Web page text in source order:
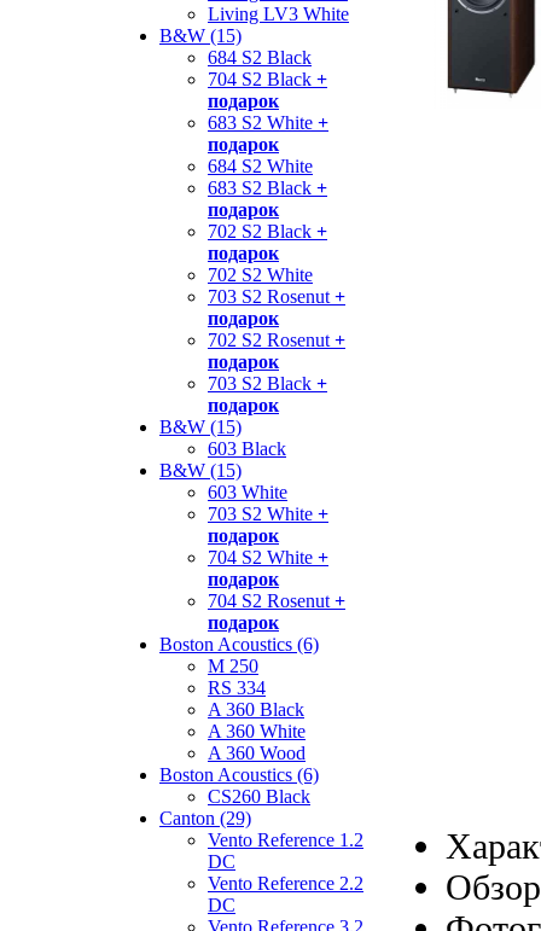
Living LV3 White
B&W (15)
684 S2 Black
704 S2 Black +
подарок
683 S2 White +
подарок
684 S2 White
683 S2 Black +
подарок
702 S2 Black +
подарок
702 S2 White
703 S2 Rosenut +
подарок
702 S2 Rosenut +
подарок
703 S2 Black +
подарок
B&W (15)
603 Black
B&W (15)
603 White
703 S2 White +
подарок
704 S2 White +
подарок
704 S2 Rosenut +
подарок
Boston Acoustics (6)
M 250
RS 334
A 360 Black
A 360 White
A 360 Wood
Boston Acoustics (6)
CS260 Black
Canton (29)
Vento Reference 1.2
DC
Vento Reference 2.2
DC
Vento Reference 3.2
Обзор